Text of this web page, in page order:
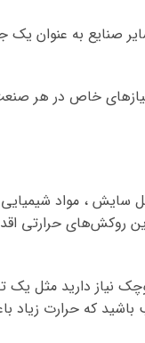
صنایع به عنوان
خاص در هر
در مقابل سایش ، مواد
روکش‌های حرارتی
نیاز دارید مثل
که حرارت زیاد